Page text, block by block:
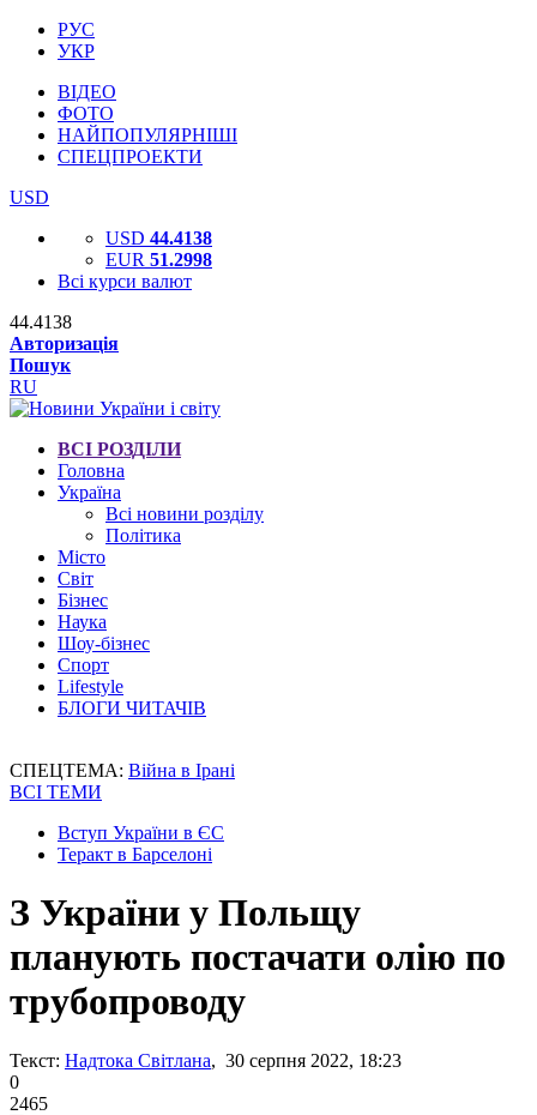
РУС
УКР
ВІДЕО
ФОТО
НАЙПОПУЛЯРНІШІ
СПЕЦПРОЕКТИ
USD
USD 44.4138
EUR 51.2998
Всі курси валют
44.4138
Авторизація
Пошук
RU
ВСІ РОЗДІЛИ
Головна
Україна
Всі новини розділу
Політика
Місто
Світ
Бізнес
Наука
Шоу-бізнес
Спорт
Lifestyle
БЛОГИ ЧИТАЧІВ
СПЕЦТЕМА: Війна в Ірані
ВСІ ТЕМИ
Вступ України в ЄС
Теракт в Барселоні
З України у Польщу
планують постачати олію по
трубопроводу
Текст: Надтока Світлана, 30 серпня 2022, 18:23
0
2465